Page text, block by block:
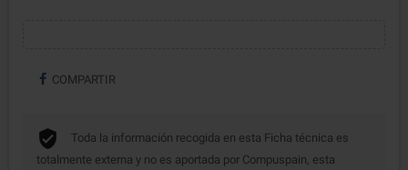
COMPARTIR
Toda la información recogida en esta Ficha técnica es
totalmente externa y no es aportada por Compuspain, esta